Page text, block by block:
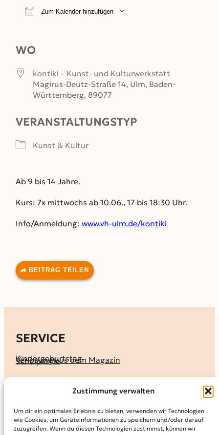
Zustimmung verwalten
Um dir ein optimales Erlebnis zu bieten, verwenden wir Technologien
wie Cookies, um Geräteinformationen zu speichern und/oder darauf
zuzugreifen. Wenn du diesen Technologien zustimmst, können wir
Zum Kalender hinzufügen
WO
kontiki – Kunst- und Kulturwerkstatt
Magirus-Deutz-Straße 14, Ulm, Baden-
Württemberg, 89077
VERANSTALTUNGSTYP
Kunst & Kultur
Ab 9 bis 14 Jahre.
Kurs: 7x mittwochs ab 10.06., 17 bis 18:30 Uhr.
Info/Anmeldung: www.vh-ulm.de/kontiki
BEITRAG TEILEN
SERVICE
Kindergeburtstag
Verlosung aus dem Magazin
Schulprofile
KALENDER
MAGAZIN